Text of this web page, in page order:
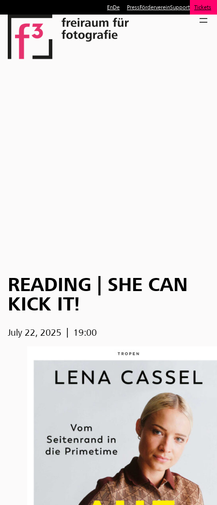
EnDe PressFördervereinSupport Tickets
READING | SHE CAN
KICK IT!
July 22, 2025 19:00